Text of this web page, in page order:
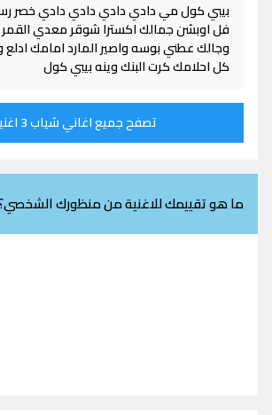
بيبي كول مي دادي دادي دادي دادي خصر
فل اوبشن جمالك اكسترا شوقر معدي القمر
وجالك عطني بوسه واصير المارد امامك
كل احلامك كرت البنك وينه بيبي كول
تصفح جميع اغاني شياب 3 اغنية
ما هو تقييمك للاغنية من منظورك